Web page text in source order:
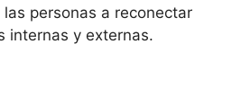
personas a reconectar
internas y externas.